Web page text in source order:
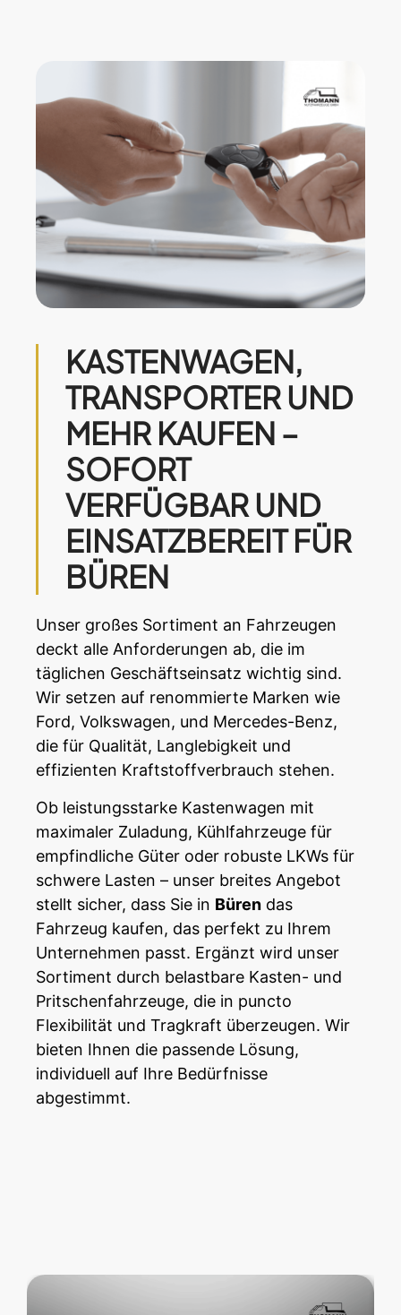
KASTENWAGEN,
TRANSPORTER UND
MEHR KAUFEN –
SOFORT
VERFÜGBAR UND
EINSATZBEREIT FÜR
BÜREN
Unser großes Sortiment an Fahrzeugen
deckt alle Anforderungen ab, die im
täglichen Geschäftseinsatz wichtig sind.
Wir setzen auf renommierte Marken wie
Ford, Volkswagen, und Mercedes-Benz,
die für Qualität, Langlebigkeit und
effizienten Kraftstoffverbrauch stehen.
Ob leistungsstarke Kastenwagen mit
maximaler Zuladung, Kühlfahrzeuge für
empfindliche Güter oder robuste LKWs für
schwere Lasten – unser breites Angebot
stellt sicher, dass Sie in Büren das
Fahrzeug kaufen, das perfekt zu Ihrem
Unternehmen passt. Ergänzt wird unser
Sortiment durch belastbare Kasten- und
Pritschenfahrzeuge, die in puncto
Flexibilität und Tragkraft überzeugen. Wir
bieten Ihnen die passende Lösung,
individuell auf Ihre Bedürfnisse
abgestimmt.